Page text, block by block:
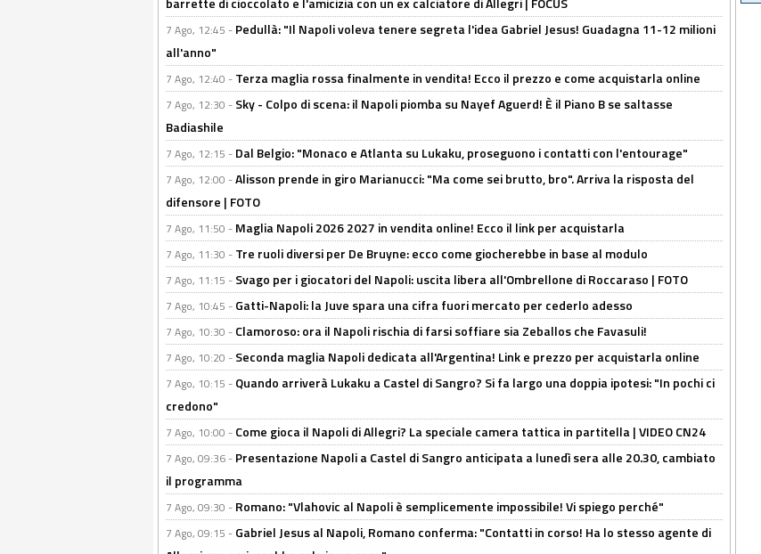
7 Ago, 12:45 - Pedullà: "Il Napoli voleva tenere segreta l'idea Gabriel Jesus! Guadagna 11-12 milioni
all'anno"
7 Ago, 12:40 - Terza maglia rossa finalmente in vendita! Ecco il prezzo e come acquistarla online
7 Ago, 12:30 - Sky - Colpo di scena: il Napoli piomba su Nayef Aguerd! È il Piano B se saltasse
Badiashile
7 Ago, 12:15 - Dal Belgio: "Monaco e Atlanta su Lukaku, proseguono i contatti con l'entourage"
7 Ago, 12:00 -Alisson prende in giro Marianucci: "Ma come sei brutto, bro". Arriva la risposta del
difensore | FOTO
7 Ago, 11:50 - Maglia Napoli 2026 2027 in vendita online! Ecco il link per acquistarla
7 Ago, 11:30 - Tre ruoli diversi per De Bruyne: ecco come giocherebbe in base al modulo
7 Ago, 11:15 - Svago per i giocatori del Napoli: uscita libera all'Ombrellone di Roccaraso | FOTO
7 Ago, 10:45 - Gatti-Napoli: la Juve spara una cifra fuori mercato per cederlo adesso
7 Ago, 10:30 - Clamoroso: ora il Napoli rischia di farsi soffiare sia Zeballos che Favasuli!
7 Ago, 10:20 - Seconda maglia Napoli dedicata all'Argentina! Link e prezzo per acquistarla online
7 Ago, 10:15 - Quando arriverà Lukaku a Castel di Sangro? Si fa largo una doppia ipotesi: "In pochi ci
credono"
7 Ago, 10:00 - Come gioca il Napoli di Allegri? La speciale camera tattica in partitella | VIDEO CN24
7 Ago, 09:36 - Presentazione Napoli a Castel di Sangro anticipata a lunedì sera alle 20.30, cambiato
il programma
7 Ago, 09:30 - Romano: "Vlahovic al Napoli è semplicemente impossibile! Vi spiego perché"
7 Ago, 09:15 - Gabriel Jesus al Napoli, Romano conferma: "Contatti in corso! Ha lo stesso agente di